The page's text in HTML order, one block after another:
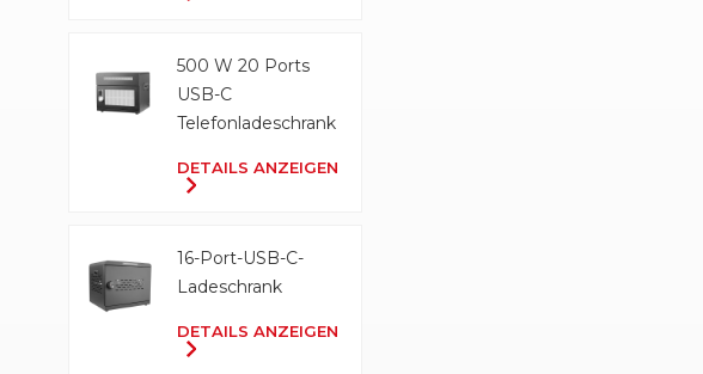
500 W 20 Ports
USB-C
Telefonladeschrank
DETAILS ANZEIGEN
16-Port-USB-C-
Ladeschrank
DETAILS ANZEIGEN